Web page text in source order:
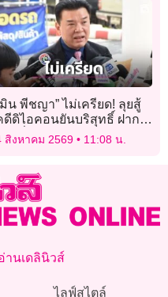
มิน พีชญา” ไม่เครียด! ลุยสู้
ดีดิไอคอนยันบริสุทธิ์ ฝาก
อกสื่อ “อยากกลับมาเล่น
สิงหาคม 2569 11:08 น.
านเดลินิวส์
ไลฟ์สไตล์